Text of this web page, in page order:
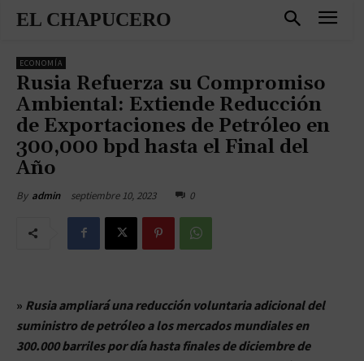
EL CHAPUCERO
ECONOMÍA
Rusia Refuerza su Compromiso
Ambiental: Extiende Reducción
de Exportaciones de Petróleo en
300,000 bpd hasta el Final del
Año
By admin septiembre 10, 2023 0
» Rusia ampliará una reducción voluntaria adicional del
suministro de petróleo a los mercados mundiales en
300.000 barriles por día hasta finales de diciembre de